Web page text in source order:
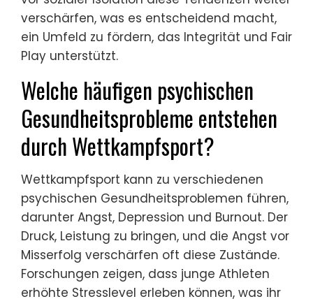
Athleten eher schummeln, wenn sie
wahrnehmen, dass ihre Gleichaltrigen
solches Verhalten billigen. Dies schafft einen
Zyklus, in dem der Druck, sich anzupassen,
individuelle moralische Überlegungen
überwiegt. Darüber hinaus kann die Angst
vor sozialer Isolation diese Tendenzen weiter
verschärfen, was es entscheidend macht,
ein Umfeld zu fördern, das Integrität und Fair
Play unterstützt.
Welche häufigen psychischen
Gesundheitsprobleme entstehen
durch Wettkampfsport?